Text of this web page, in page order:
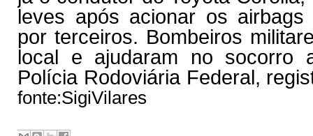
leves após acionar os
por terceiros. Bombeiros
local e ajudaram no socorro
Polícia Rodoviária Federal,
fonte:SigiVilares